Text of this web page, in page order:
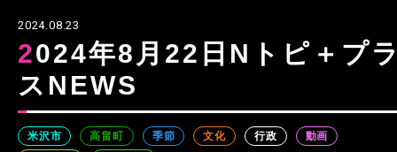
2024.08.23
2024年8月22日Nトピ＋プラ
スNEWS
米沢市 高畠町 季節 文化 行政
動画